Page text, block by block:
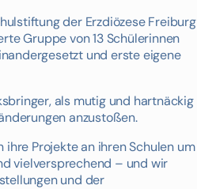
der Erzdiözese Freiburg
Gruppe von 13 Schülerinnen
und erste eigene
als mutig und hartnäckig
anzustoßen.
Projekte an ihren Schulen um
vielversprechend – und wir
und der